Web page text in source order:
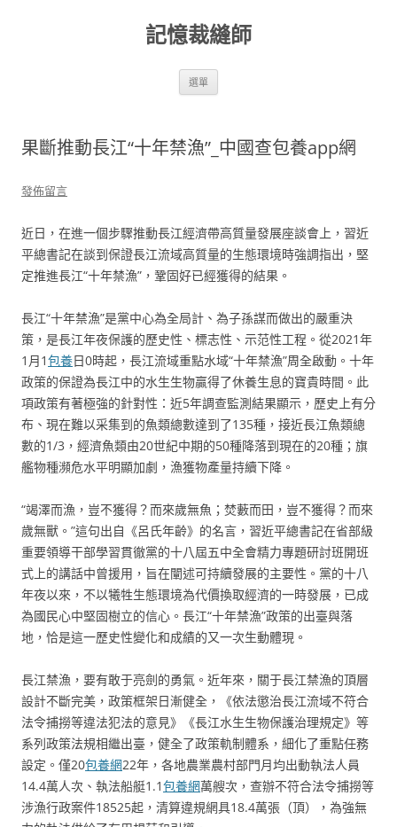
記憶裁縫師
選單
果斷推動長江“十年禁漁”_中國查包養app網
發佈留言
近日，在進一個步驟推動長江經濟帶高質量發展座談會上，習近
平總書記在談到保證長江流域高質量的生態環境時強調指出，堅
定推進長江“十年禁漁”，鞏固好已經獲得的結果。
長江“十年禁漁”是黨中心為全局計、為子孫謀而做出的嚴重決
策，是長江年夜保護的歷史性、標志性、示范性工程。從2021年
1月1包養日0時起，長江流域重點水域“十年禁漁”周全啟動。十年
政策的保證為長江中的水生生物贏得了休養生息的寶貴時間。此
項政策有著極強的針對性：近5年調查監測結果顯示，歷史上有分
布、現在難以采集到的魚類總數達到了135種，接近長江魚類總
數的1/3，經濟魚類由20世紀中期的50種降落到現在的20種；旗
艦物種瀕危水平明顯加劇，漁獲物產量持續下降。
“竭澤而漁，豈不獲得？而來歲無魚；焚藪而田，豈不獲得？而來
歲無獸。”這句出自《呂氏年齡》的名言，習近平總書記在省部級
重要領導干部學習貫徹黨的十八屆五中全會精力專題研討班開班
式上的講話中曾援用，旨在闡述可持續發展的主要性。黨的十八
年夜以來，不以犧牲生態環境為代價換取經濟的一時發展，已成
為國民心中堅固樹立的信心。長江“十年禁漁”政策的出臺與落
地，恰是這一歷史性變化和成績的又一次生動體現。
長江禁漁，要有敢于亮劍的勇氣。近年來，關于長江禁漁的頂層
設計不斷完美，政策框架日漸健全，《依法懲治長江流域不符合
法令捕撈等違法犯法的意見》《長江水生生物保護治理規定》等
系列政策法規相繼出臺，健全了政策軌制體系，細化了重點任務
設定。僅20包養網22年，各地農業農村部門月均出動執法人員
14.4萬人次、執法船艇1.1包養網萬艘次，查辦不符合法令捕撈等
涉漁行政案件18525起，清算違規網具18.4萬張（頂），為強無